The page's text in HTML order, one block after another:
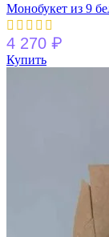
Монобукет из 9
4 270 ₽
Купить